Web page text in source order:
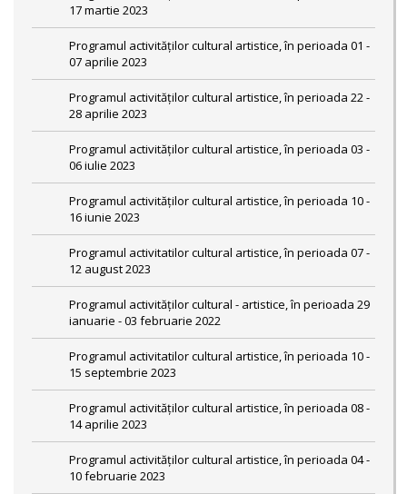
17 martie 2023
Programul activităților cultural artistice, în perioada 01 -
07 aprilie 2023
Programul activităților cultural artistice, în perioada 22 -
28 aprilie 2023
Programul activităților cultural artistice, în perioada 03 -
06 iulie 2023
Programul activităților cultural artistice, în perioada 10 -
16 iunie 2023
Programul activitatilor cultural artistice, în perioada 07 -
12 august 2023
Programul activităților cultural - artistice, în perioada 29
ianuarie - 03 februarie 2022
Programul activitatilor cultural artistice, în perioada 10 -
15 septembrie 2023
Programul activităților cultural artistice, în perioada 08 -
14 aprilie 2023
Programul activităților cultural artistice, în perioada 04 -
10 februarie 2023